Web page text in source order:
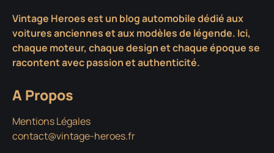
Vintage Heroes est un blog automobile dédié aux
voitures anciennes et aux modèles de légende. Ici,
chaque moteur, chaque design et chaque époque se
racontent avec passion et authenticité.
A Propos
Mentions Légales
contact@vintage-heroes.fr